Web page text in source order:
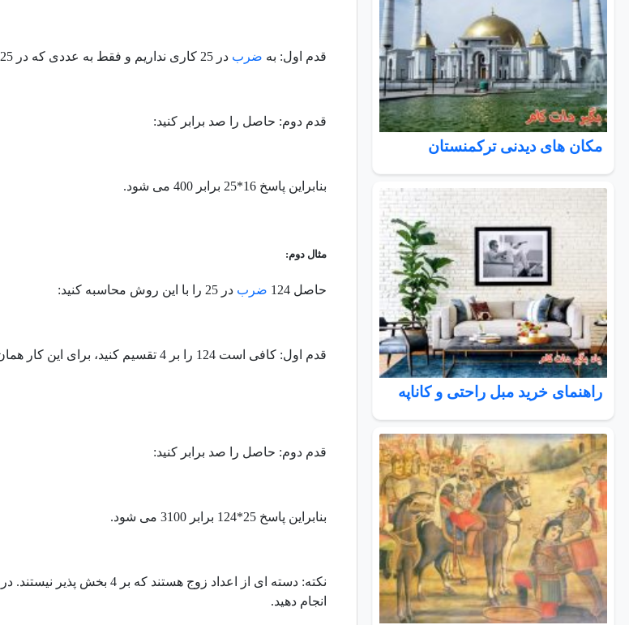
مکان های دیدنی ترکمنستان
راهنمای خرید مبل راحتی و کاناپه
قدم اول: به ضرب در 25 کاری نداریم و فقط به عددی که در 25
قدم دوم: حاصل را صد برابر کنید:
بنابراین پاسخ 16*25 برابر 400 می شود.
مثال دوم:
حاصل 124 ضرب در 25 را با این روش محاسبه کنید:
قدم اول: کافی است 124 را بر 4 تقسیم کنید، برای این کار همان طور که گفته شد دو بار این
قدم دوم: حاصل را صد برابر کنید:
بنابراین پاسخ 25*124 برابر 3100 می شود.
نکته: دسته ای از اعداد زوج هستند که بر 4 بخش پذیر نیستند. در این موارد می توانید
انجام دهید.